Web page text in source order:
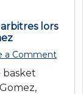
lors
a Comment
basket